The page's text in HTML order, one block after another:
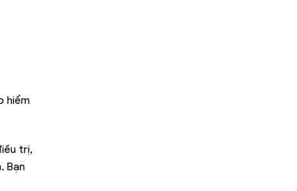
hiểm
trị,
Bạn